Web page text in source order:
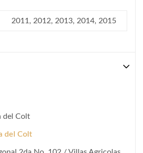
2011, 2012, 2013, 2014, 2015
del Colt
del Colt